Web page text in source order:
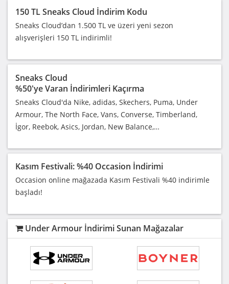
150 TL Sneaks Cloud İndirim Kodu
Sneaks Cloud’dan 1.500 TL ve üzeri yeni sezon
alışverişleri 150 TL indirimli!
Sneaks Cloud
%50'ye Varan İndirimleri Kaçırma
Sneaks Cloud'da Nike, adidas, Skechers, Puma, Under
Armour, The North Face, Vans, Converse, Timberland,
İgor, Reebok, Asics, Jordan, New Balance,…
Kasım Festivali: %40 Occasion İndirimi
Occasion online mağazada Kasım Festivali %40 indirimle
başladı!
Under Armour İndirimi Sunan Mağazalar